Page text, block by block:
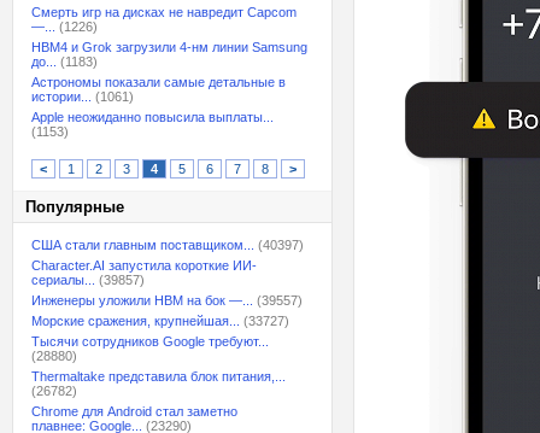
Смерть игр на дисках не навредит Capcom
—...
(1226)
HBM4 и Grok загрузили 4-нм линии Samsung
до...
(1183)
Астрономы показали самые детальные в
истории...
(1061)
Apple неожиданно повысила выплаты...
(1153)
< 1 2 3 4 5 6 7 8 >
Популярные
США стали главным поставщиком...
(40397)
Character.AI запустила короткие ИИ-
сериалы...
(39857)
Инженеры уложили HBM на бок —...
(39557)
Морские сражения, крупнейшая...
(33727)
Тысячи сотрудников Google требуют...
(28880)
Thermaltake представила блок питания,...
(26782)
Chrome для Android стал заметно
плавнее: Google...
(23290)